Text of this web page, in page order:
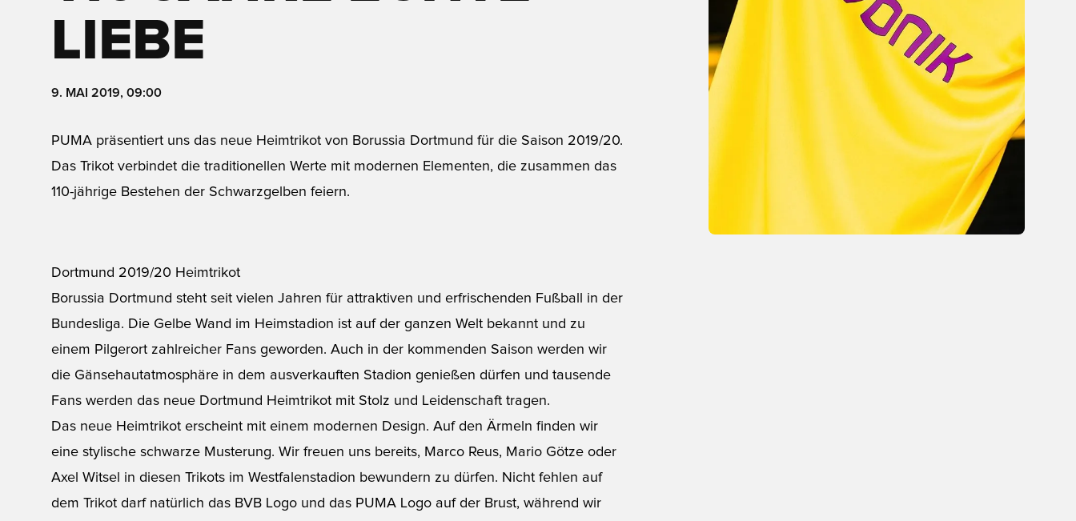
LIEBE
9. MAI 2019, 09:00
PUMA präsentiert uns das neue Heimtrikot von Borussia Dortmund für die Saison 2019/20.
Das Trikot verbindet die traditionellen Werte mit modernen Elementen, die zusammen das
110-jährige Bestehen der Schwarzgelben feiern.
Dortmund 2019/20 Heimtrikot
Borussia Dortmund steht seit vielen Jahren für attraktiven und erfrischenden Fußball in der
Bundesliga. Die Gelbe Wand im Heimstadion ist auf der ganzen Welt bekannt und zu
einem Pilgerort zahlreicher Fans geworden. Auch in der kommenden Saison werden wir
die Gänsehautatmosphäre in dem ausverkauften Stadion genießen dürfen und tausende
Fans werden das neue Dortmund Heimtrikot mit Stolz und Leidenschaft tragen.
Das neue Heimtrikot erscheint mit einem modernen Design. Auf den Ärmeln finden wir
eine stylische schwarze Musterung. Wir freuen uns bereits, Marco Reus, Mario Götze oder
Axel Witsel in diesen Trikots im Westfalenstadion bewundern zu dürfen. Nicht fehlen auf
dem Trikot darf natürlich das BVB Logo und das PUMA Logo auf der Brust, während wir